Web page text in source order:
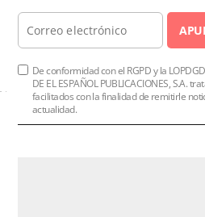
De conformidad con el RGPD y la
DE EL ESPAÑOL PUBLICACIONES, S.A.
facilitados con la finalidad de remitirle
actualidad.